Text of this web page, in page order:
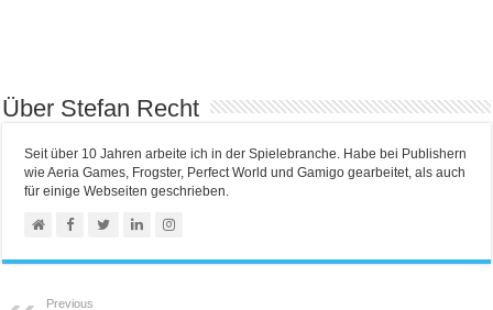
Über Stefan Recht
Seit über 10 Jahren arbeite ich in der Spielebranche. Habe bei Publishern
wie Aeria Games, Frogster, Perfect World und Gamigo gearbeitet, als auch
für einige Webseiten geschrieben.
Previous